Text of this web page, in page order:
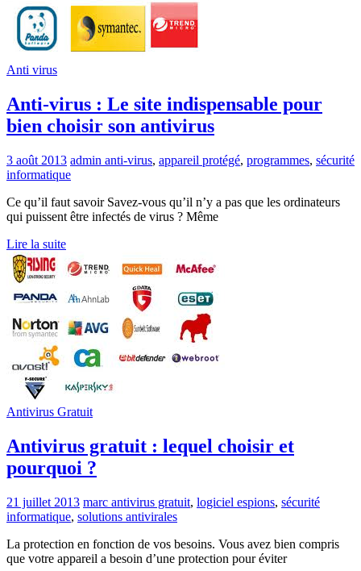
Anti virus
Anti-virus : Le site indispensable pour
bien choisir son antivirus
3 août 2013 admin anti-virus, appareil protégé, programmes, sécurité
informatique
Ce qu’il faut savoir Savez-vous qu’il n’y a pas que les ordinateurs
qui puissent être infectés de virus ? Même
Lire la suite
Antivirus Gratuit
Antivirus gratuit : lequel choisir et
pourquoi ?
21 juillet 2013 marc antivirus gratuit, logiciel espions, sécurité
informatique, solutions antivirales
La protection en fonction de vos besoins. Vous avez bien compris
que votre appareil a besoin d’une protection pour éviter